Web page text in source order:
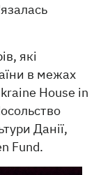
які
в межах
House in
Данії,
Fund.